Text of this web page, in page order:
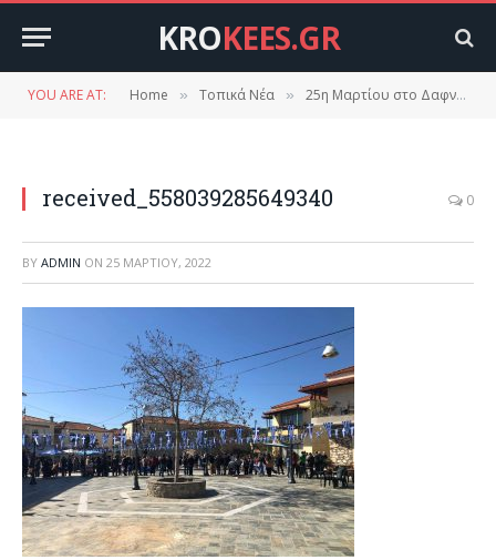
KROKEES.GR
YOU ARE AT: Home » Τοπικά Νέα » 25η Μαρτίου στο Δαφνί
received_558039285649340 0
BY ADMIN ON 25 ΜΑΡΤΊΟΥ, 2022